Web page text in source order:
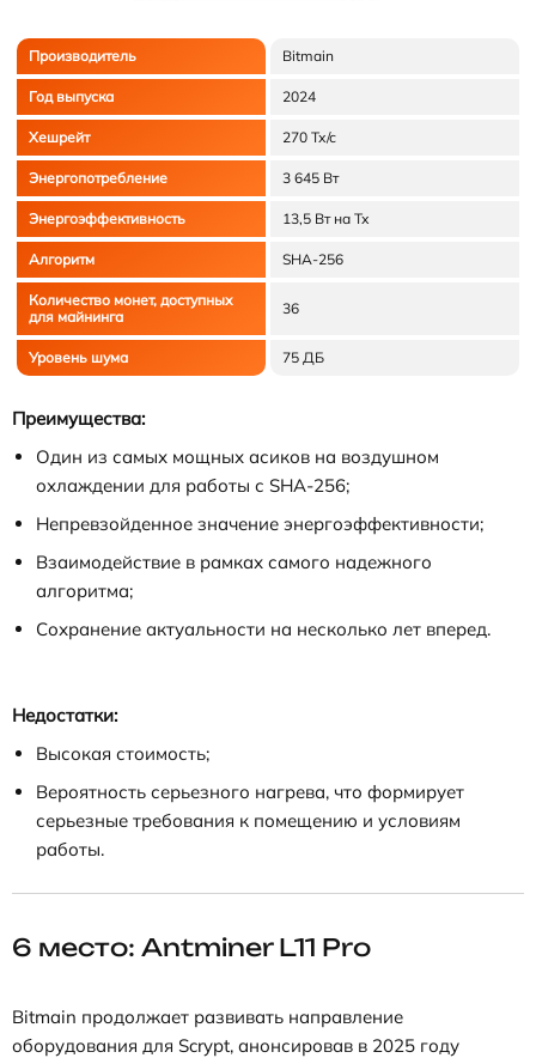
Производитель Bitmain
Год выпуска 2024
Хешрейт 270 Тх/с
Энергопотребление 3 645 Вт
Энергоэффективность 13,5 Вт на Тх
Алгоритм SHA-256
Количество монет, доступных
для майнинга
36
Уровень шума 75 ДБ
Преимущества:
Один из самых мощных асиков на воздушном
охлаждении для работы с SHA-256;
Непревзойденное значение энергоэффективности;
Взаимодействие в рамках самого надежного
алгоритма;
Сохранение актуальности на несколько лет вперед.
Недостатки:
Высокая стоимость;
Вероятность серьезного нагрева, что формирует
серьезные требования к помещению и условиям
работы.
6 место: Antminer L11 Pro
Bitmain продолжает развивать направление
оборудования для Scrypt, анонсировав в 2025 году